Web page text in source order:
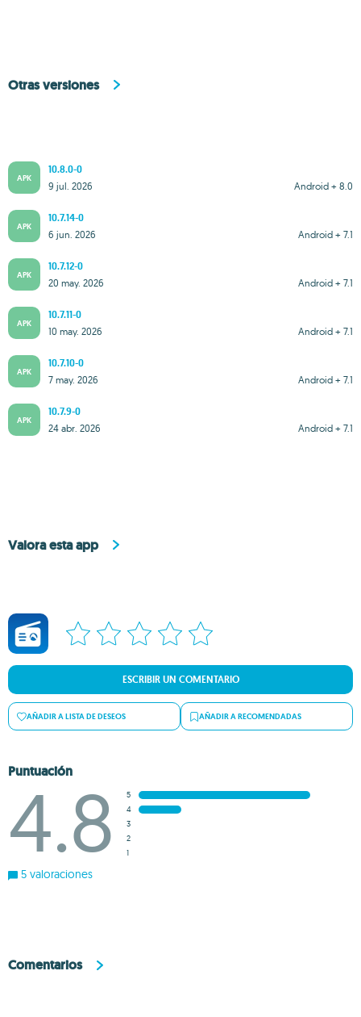
Otras versiones
APK
10.8.0-0
Android + 8.0
9 jul. 2026
APK
10.7.14-0
Android + 7.1
6 jun. 2026
APK
10.7.12-0
Android + 7.1
20 may. 2026
APK
10.7.11-0
Android + 7.1
10 may. 2026
APK
10.7.10-0
Android + 7.1
7 may. 2026
APK
10.7.9-0
Android + 7.1
24 abr. 2026
Valora esta app
ESCRIBIR UN COMENTARIO
AÑADIR A LISTA DE DESEOS AÑADIR A RECOMENDADAS
Puntuación
4.8
5
4
3
2
1
5 valoraciones
Comentarios